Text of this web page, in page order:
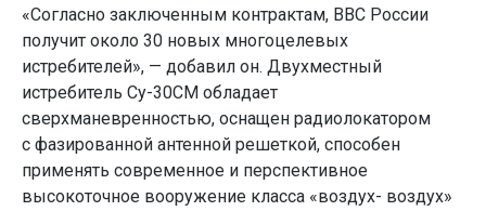
«Согласно заключенным контрактам, ВВС России
получит около 30 новых многоцелевых
истребителей», — добавил он. Двухместный
истребитель Су-30СМ обладает
сверхманевренностью, оснащен радиолокатором
с фазированной антенной решеткой, способен
применять современное и перспективное
высокоточное вооружение класса «воздух- воздух»